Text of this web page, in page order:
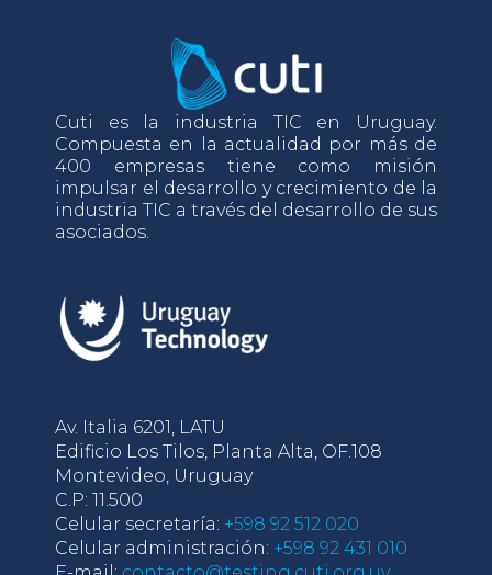
Cuti es la industria TIC en Uruguay.
Compuesta en la actualidad por más de
400 empresas tiene como misión
impulsar el desarrollo y crecimiento de la
industria TIC a través del desarrollo de sus
asociados.
Av. Italia 6201, LATU
Edificio Los Tilos, Planta Alta, OF.108
Montevideo, Uruguay
C.P: 11.500
Celular secretaría: +598 92 512 020
Celular administración: +598 92 431 010